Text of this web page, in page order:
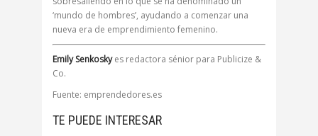
‘mundo de hombres’, ayudando a comenzar una
nueva era de emprendimiento femenino.
Emily Senkoskyes redactora sénior para Publicize &
Co.
Fuente: emprendedores.es
TE PUEDE INTERESAR